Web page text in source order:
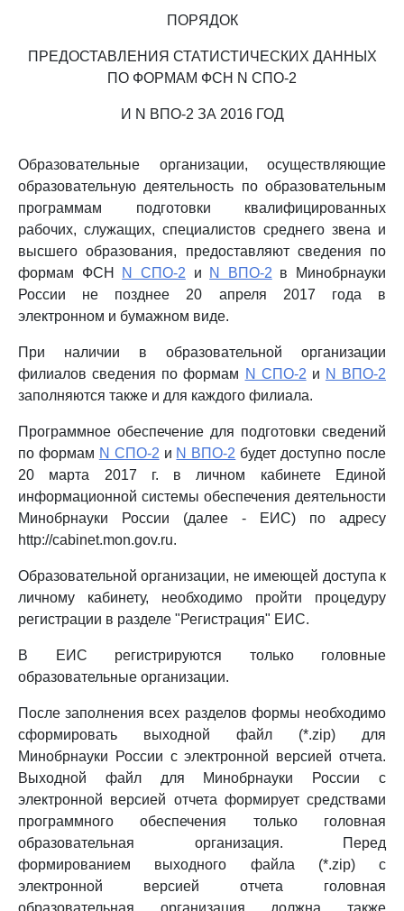
ПОРЯДОК
ПРЕДОСТАВЛЕНИЯ СТАТИСТИЧЕСКИХ ДАННЫХ
ПО ФОРМАМ ФСН N СПО-2
И N ВПО-2 ЗА 2016 ГОД
Образовательные организации, осуществляющие
образовательную деятельность по образовательным
программам подготовки квалифицированных
рабочих, служащих, специалистов среднего звена и
высшего образования, предоставляют сведения по
формам ФСН
N СПО-2 и N ВПО-2 в Минобрнауки
России не позднее 20 апреля 2017 года в
электронном и бумажном виде.
При наличии в образовательной организации
филиалов сведения по формам N СПО-2 и N ВПО-2
заполняются также и для каждого филиала.
Программное обеспечение для подготовки сведений
по формам N СПО-2 и N ВПО-2 будет доступно после
20 марта 2017 г. в личном кабинете Единой
информационной системы обеспечения деятельности
Минобрнауки России (далее - ЕИС) по адресу
http://cabinet.mon.gov.ru.
Образовательной организации, не имеющей доступа к
личному кабинету, необходимо пройти процедуру
регистрации в разделе "Регистрация" ЕИС.
В ЕИС регистрируются только головные
образовательные организации.
После заполнения всех разделов формы необходимо
сформировать выходной файл (*.zip) для
Минобрнауки России с электронной версией отчета.
Выходной файл для Минобрнауки России с
электронной версией отчета формирует средствами
программного обеспечения только головная
образовательная организация. Перед
формированием выходного файла (*.zip) с
электронной версией отчета головная
образовательная организация должна также